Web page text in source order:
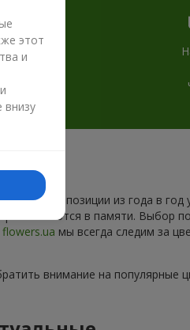
композиции из года в
остаются в памяти. Выбор
flowers.ua мы всегда следим за
внимание на популярные
этот
и
внизу